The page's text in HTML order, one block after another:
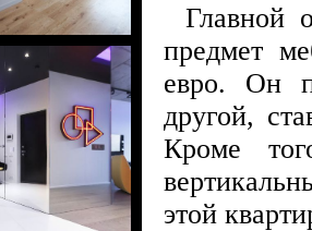
Главной
предмет
евро. Он
другой,
Кроме
этой